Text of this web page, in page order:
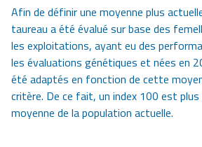
Afin de définir une moyenne plus
taureau a été évalué sur base des
les exploitations, ayant eu des
les évaluations génétiques et nées en
été adaptés en fonction de cette
critère. De ce fait, un index 100 est
moyenne de la population actuelle.